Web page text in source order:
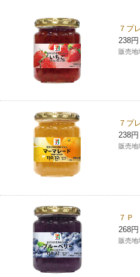
プリペイドカード・金券
ニンテンドー・ダウンロードカー
プリント
スキャン
ファクス
プリペイドサービス
スポーツ振興くじ
宅配便
切手・はがき・印紙
セブン銀行ATM
ご利用可能なお支払い方法
スマホプリペイド
レジでApple Accountにチャージ
チケットサービス
セブンチケット
チケットぴあ
イープラス
CNプレイガイド
セブン‐イレブンでお受取り
タワーレコード
セブンネットショッピング
停電時のサービス停止のお知らせ
ごあいさつ
企業理念
会社概要
貸借対照表・損益計算書
売上高、店舗数推移
セブン‐イレブンの海外事業
サステナビリティトップ
セブン＆アイ・ホールディングス
サステナビリティ活動基本方針
サステナビリティ推進体制
GREEN CHALLENGE 2050
サステナビリティニュース
サステナビリティレポート
加盟店オーナー募集
店舗検索
お問い合わせ
Language
English (Services)
中文[繁體字](服務)
简体中文(服务)
한국어(서비스)
７プ
238
販売地
７プ
238円
販売地
７Ｐ
268
販売地